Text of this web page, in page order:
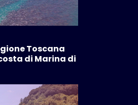
Toscana
di Marina di